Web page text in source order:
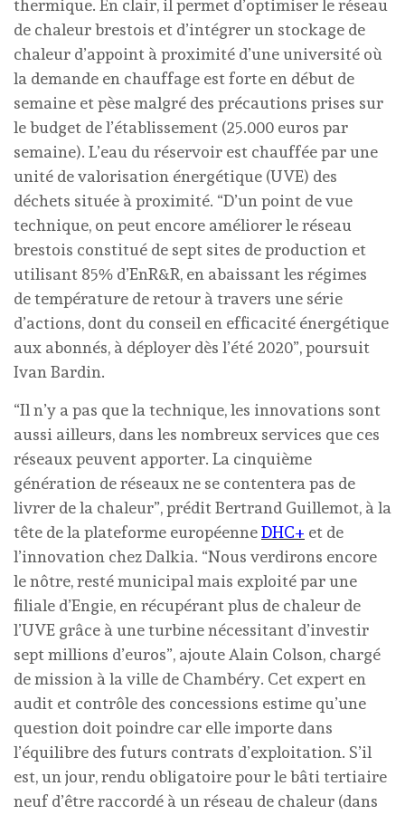
thermique. En clair, il permet d’optimiser le réseau
de chaleur brestois et d’intégrer un stockage de
chaleur d’appoint à proximité d’une université où
la demande en chauffage est forte en début de
semaine et pèse malgré des précautions prises sur
le budget de l’établissement (25.000 euros par
semaine). L’eau du réservoir est chauffée par une
unité de valorisation énergétique (UVE) des
déchets située à proximité. “D’un point de vue
technique, on peut encore améliorer le réseau
brestois constitué de sept sites de production et
utilisant 85% d’EnR&R, en abaissant les régimes
de température de retour à travers une série
d’actions, dont du conseil en efficacité énergétique
aux abonnés, à déployer dès l’été 2020”, poursuit
Ivan Bardin.
“Il n’y a pas que la technique, les innovations sont
aussi ailleurs, dans les nombreux services que ces
réseaux peuvent apporter. La cinquième
génération de réseaux ne se contentera pas de
livrer de la chaleur”, prédit Bertrand Guillemot, à la
tête de la plateforme européenneDHC+ et de
l’innovation chez Dalkia. “Nous verdirons encore
le nôtre, resté municipal mais exploité par une
filiale d’Engie, en récupérant plus de chaleur de
l’UVE grâce à une turbine nécessitant d’investir
sept millions d’euros”, ajoute Alain Colson, chargé
de mission à la ville de Chambéry. Cet expert en
audit et contrôle des concessions estime qu’une
question doit poindre car elle importe dans
l’équilibre des futurs contrats d’exploitation. S’il
est, un jour, rendu obligatoire pour le bâti tertiaire
neuf d’être raccordé à un réseau de chaleur (dans